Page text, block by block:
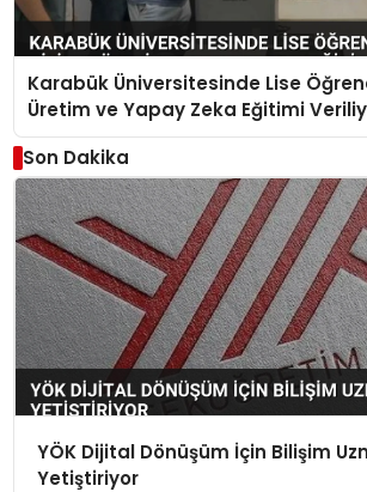
Karabük Üniversitesinde Lise
Üretim ve Yapay Zeka Eğitimi
Son Dakika
YÖK Dijital Dönüşüm İçin Bilişim
Yetiştiriyor